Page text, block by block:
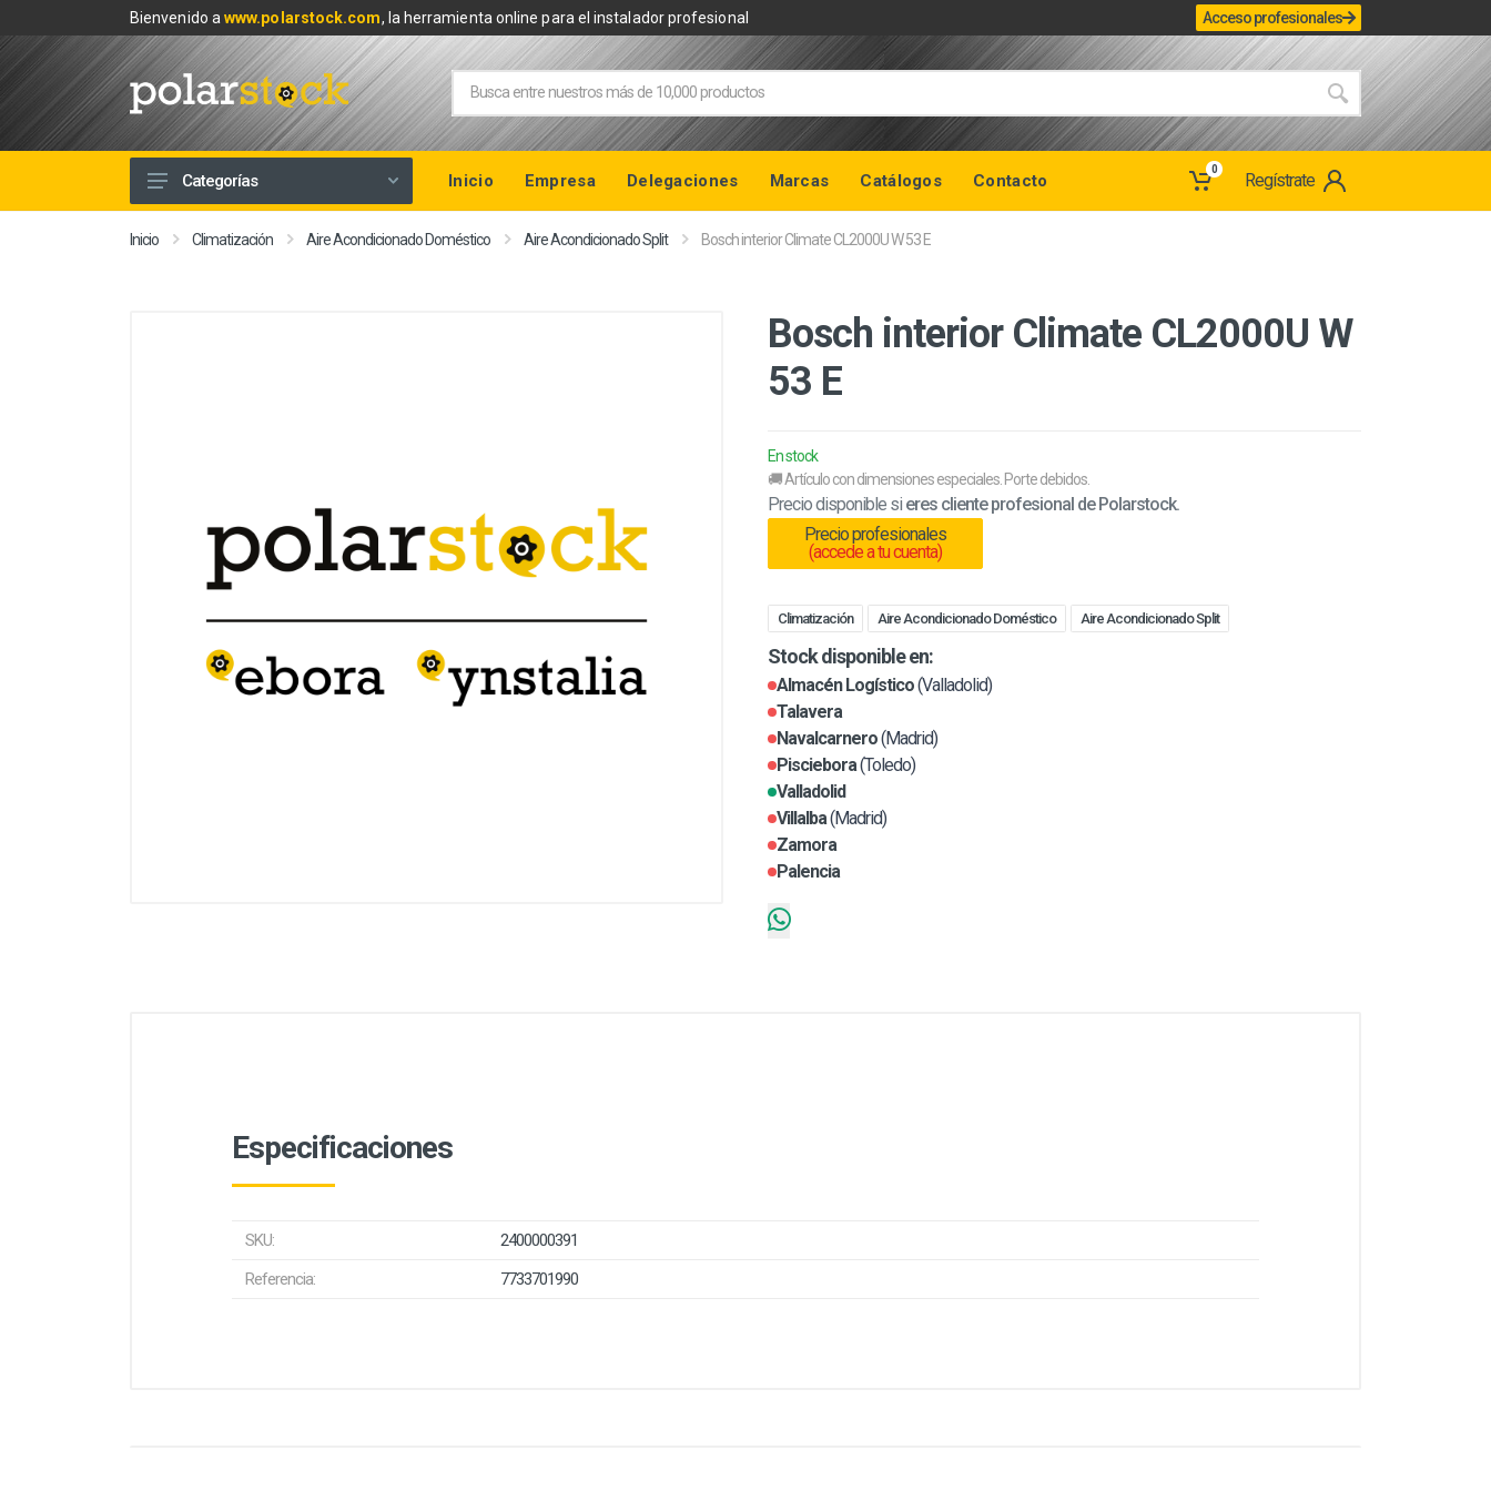
Bienvenido awww.polarstock.com, la herramienta online para el instalador profesional Acceso profesionales
Calefacción
Categorías Inicio Empresa Delegaciones Marcas Catálogos Contacto
0
Regístrate
Inicio Climatización Aire Acondicionado Doméstico Aire Acondicionado Split Bosch interior Climate CL2000U W 53 E
Bosch interior Climate CL2000U W
53 E
En stock
🚚 Artículo con dimensiones especiales. Porte debidos.
Precio disponible si eres cliente profesional de Polarstock.
Precio profesionales
(accede a tu cuenta)
Climatización Aire Acondicionado Doméstico Aire Acondicionado Split
Stock disponible en:
Almacén Logístico(Valladolid)
Talavera
Navalcarnero(Madrid)
Pisciebora(Toledo)
Valladolid
Villalba(Madrid)
Zamora
Palencia
Especificaciones
SKU:
2400000391
Referencia:
7733701990